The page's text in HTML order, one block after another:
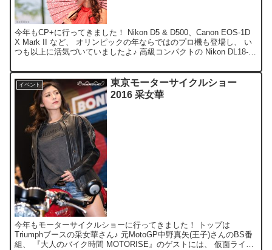
今年もCP+に行ってきました！ Nikon D5 & D500、Canon EOS-1D
X Mark II など、 オリンピックの年ならではのプロ機も登場し、 い
つも以上に活気づいていましたよ♪ 高級コンパクトの Nikon DL18-
イベント
東京モーターサイクルショー
2016 采女華
今年もモーターサイクルショーに行ってきました！ トップは
Triumphブースの采女華さん♪ 元MotoGP中野真矢(王子)さんのBS番
組、 『大人のバイク時間 MOTORISE』のゲストには、 仮面ライダ